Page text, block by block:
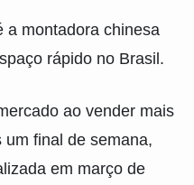
a montadora chinesa
rápido no Brasil.
ao vender mais
final de semana,
em março de